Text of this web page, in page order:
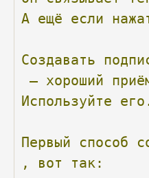
А ещё если
Создавать
— хороший
Используйте
Первый способ
,
вот так: